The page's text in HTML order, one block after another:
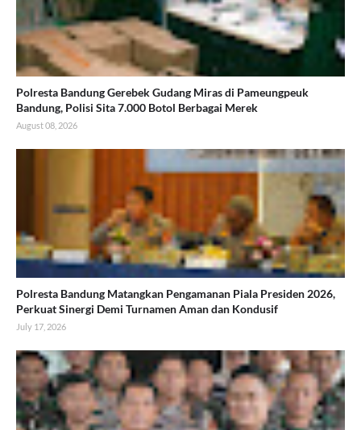
Polresta Bandung Gerebek Gudang Miras di Pameungpeuk
Bandung, Polisi Sita 7.000 Botol Berbagai Merek
August 08, 2026
Polresta Bandung Matangkan Pengamanan Piala Presiden 2026,
Perkuat Sinergi Demi Turnamen Aman dan Kondusif
July 17, 2026